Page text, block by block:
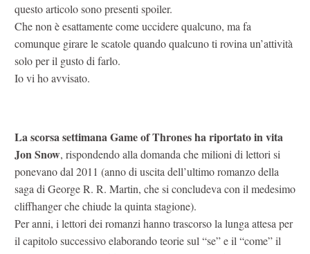
questo articolo sono presenti spoiler.
Che non è esattamente come uccidere qualcuno, ma fa
comunque girare le scatole quando qualcuno ti rovina un’attività
solo per il gusto di farlo.
Io vi ho avvisato.
La scorsa settimana Game of Thrones ha riportato in vita
Jon Snow, rispondendo alla domanda che milioni di lettori si
ponevano dal 2011 (anno di uscita dell’ultimo romanzo della
saga di George R. R. Martin, che si concludeva con il medesimo
cliffhanger che chiude la quinta stagione).
Per anni, i lettori dei romanzi hanno trascorso la lunga attesa per
il capitolo successivo elaborando teorie sul “se” e il “come” il